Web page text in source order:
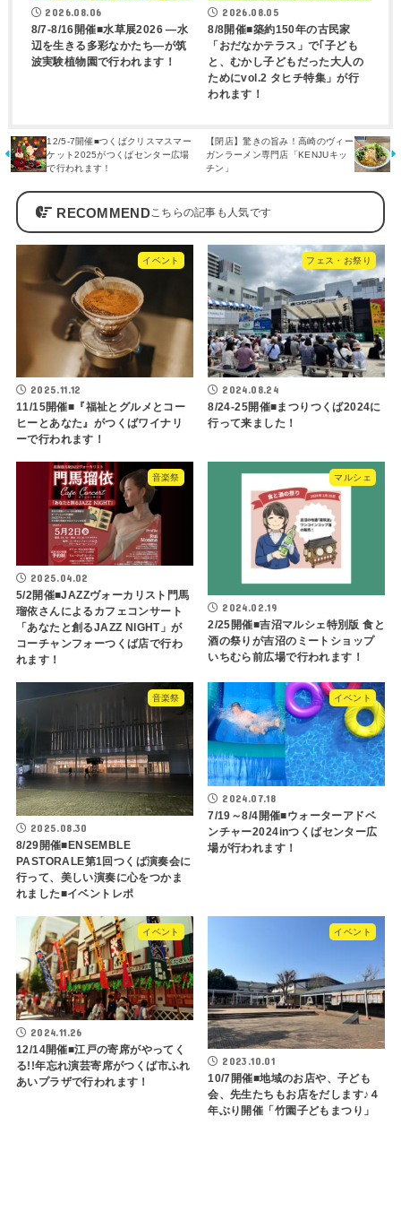
2026.08.06
8/7-8/16開催■水草展2026 ―水
辺を生きる多彩なかたち―が筑
波実験植物園で行われます！
2026.08.05
8/8開催■築約150年の古民家
「おだなかテラス」で｢子ども
と、むかし子どもだった大人の
ためにvol.2 タヒチ特集」が行
われます！
12/5-7開催■つくばクリスマスマー
ケット2025がつくばセンター広場
で行われます！
【閉店】驚きの旨み！高崎のヴィー
ガンラーメン専門店「KENJUキッ
チン」
RECOMMEND
イベント
2025.11.12
11/15開催■『福祉とグルメとコー
ヒーとあなた』がつくばワイナリ
ーで行われます！
フェス・お祭り
2024.08.24
8/24-25開催■まつりつくば2024に
行って来ました！
音楽祭
2025.04.02
5/2開催■JAZZヴォーカリスト門馬
瑠依さんによるカフェコンサート
「あなたと創るJAZZ NIGHT」が
コーチャンフォーつくば店で行わ
れます！
マルシェ
2024.02.19
2/25開催■吉沼マルシェ特別版 食と
酒の祭りが吉沼のミートショップ
いちむら前広場で行われます！
音楽祭
2025.08.30
8/29開催■ENSEMBLE
PASTORALE第1回つくば演奏会に
行って、美しい演奏に心をつかま
れました■イベントレポ
イベント
2024.07.18
7/19～8/4開催■ウォーターアドベ
ンチャー2024inつくばセンター広
場が行われます！
イベント
2024.11.26
12/14開催■江戸の寄席がやってく
る!!年忘れ演芸寄席がつくば市ふれ
あいプラザで行われます！
イベント
2023.10.01
10/7開催■地域のお店や、子ども
会、先生たちもお店をだします♪４
年ぶり開催「竹園子どもまつり」